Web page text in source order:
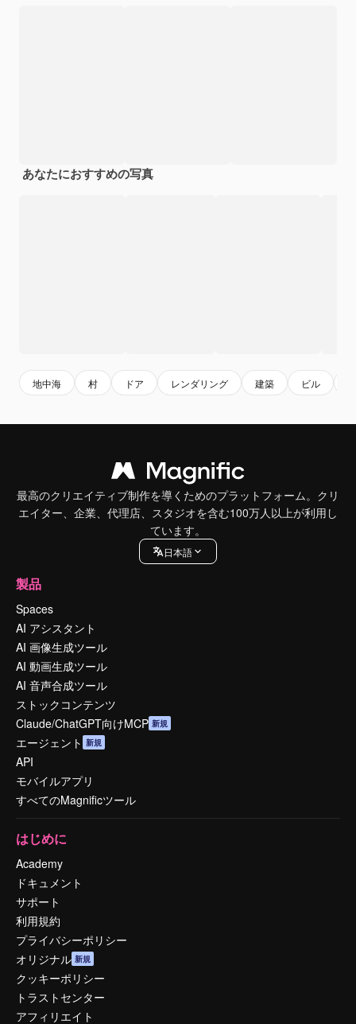
あなたにおすすめの写真
地中海 村 ドア レンダリング 建築 ビル
最高のクリエイティブ制作を導くためのプラットフォーム。クリ
エイター、企業、代理店、スタジオを含む100万人以上が利用し
ています。
日本語
製品
Spaces
AI アシスタント
AI 画像生成ツール
AI 動画生成ツール
AI 音声合成ツール
ストックコンテンツ
Claude/ChatGPT向けMCP 新規
エージェント 新規
API
モバイルアプリ
すべてのMagnificツール
はじめに
Academy
ドキュメント
サポート
利用規約
プライバシーポリシー
オリジナル 新規
クッキーポリシー
トラストセンター
アフィリエイト